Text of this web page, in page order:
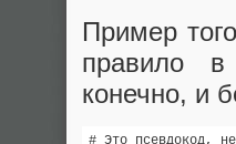
Пример
правило
конечно, и
# Это псевдокод, не